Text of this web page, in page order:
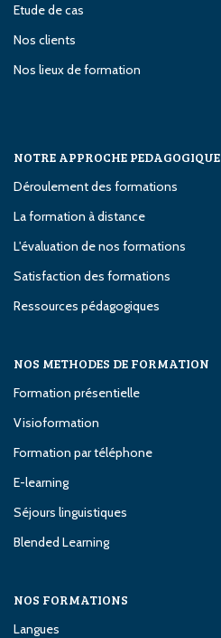
Etude de cas
Nos clients
Nos lieux de formation
NOTRE APPROCHE PEDAGOGIQUE
Déroulement des formations
La formation à distance
L'évaluation de nos formations
Satisfaction des formations
Ressources pédagogiques
NOS METHODES DE FORMATION
Formation présentielle
Visioformation
Formation par téléphone
E-learning
Séjours linguistiques
Blended Learning
NOS FORMATIONS
Langues